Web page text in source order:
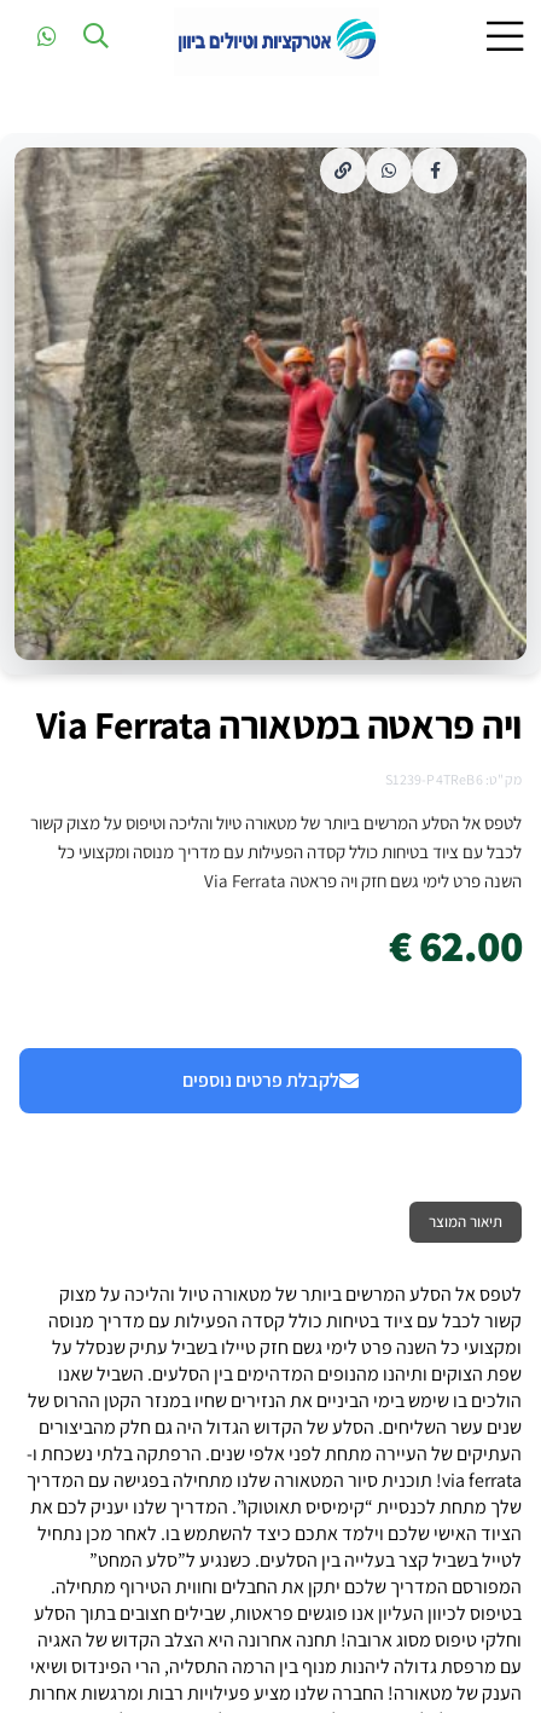
ויה פראטה במטאורה Via Ferrata
מק"ט: S1239-P4TReB6
לטפס אל הסלע המרשים ביותר של מטאורה טיול והליכה וטיפוס על מצוק קשור
לכבל עם ציוד בטיחות כולל קסדה הפעילות עם מדריך מנוסה ומקצועי כל
השנה פרט לימי גשם חזק ויה פראטה Via Ferrata
62.00 €
לקבלת פרטים נוספים
תיאור המוצר
לטפס אל הסלע המרשים ביותר של מטאורה טיול והליכה על מצוק
קשור לכבל עם ציוד בטיחות כולל קסדה הפעילות עם מדריך מנוסה
ומקצועי כל השנה פרט לימי גשם חזק טיילו בשביל עתיק שנסלל על
שפת הצוקים ותיהנו מהנופים המדהימים בין הסלעים. השביל שאנו
הולכים בו שימש בימי הביניים את הנזירים שחיו במנזר הקטן ההרוס של
שנים עשר השליחים. הסלע של הקדוש הגדול היה גם חלק מהביצורים
העתיקים של העיירה מתחת לפני אלפי שנים. הרפתקה בלתי נשכחת ו-
via ferrata! תוכנית סיור המטאורה שלנו מתחילה בפגישה עם המדריך
שלך מתחת לכנסיית “קימיסיס תאוטוקו”. המדריך שלנו יעניק לכם את
הציוד האישי שלכם וילמד אתכם כיצד להשתמש בו. לאחר מכן נתחיל
לטייל בשביל קצר בעלייה בין הסלעים. כשנגיע ל”סלע המחט”
המפורסם המדריך שלכם יתקן את החבלים וחווית הטירוף מתחילה.
בטיפוס לכיוון העליון אנו פוגשים פראטות, שבילים חצובים בתוך הסלע
וחלקי טיפוס מסוג ארובה! תחנה אחרונה היא הצלב הקדוש של האגיה
עם מרפסת גדולה ליהנות מנוף בין הרמה התסליה, הרי הפינדוס ושיאי
הענק של מטאורה! החברה שלנו מציע פעילויות רבות ומרגשות אחרות